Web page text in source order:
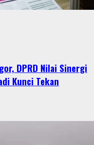
DPRD Nilai Sinergi
Kunci Tekan